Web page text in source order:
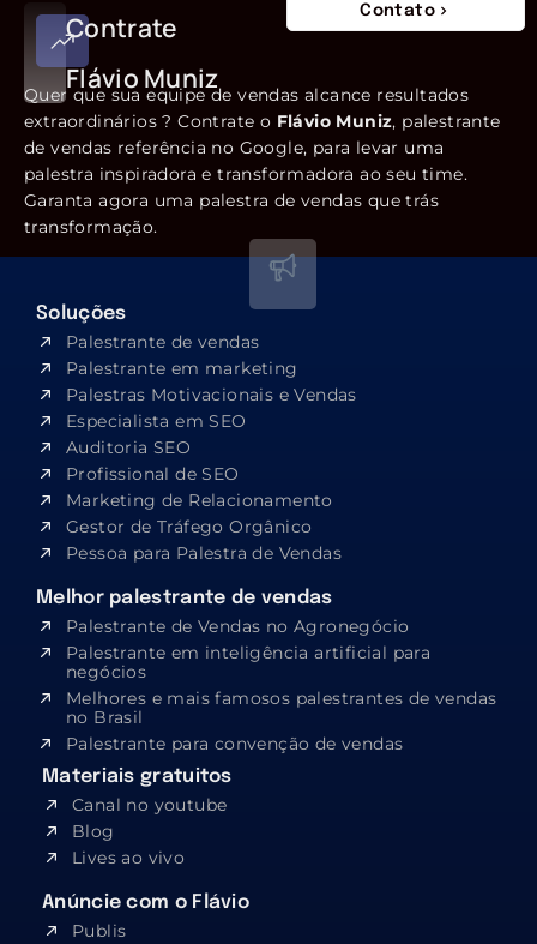
Contrate
Flávio Muniz
Contato
Quer que sua equipe de vendas alcance resultados
extraordinários ? Contrate o Flávio Muniz, palestrante
de vendas referência no Google, para levar uma
palestra inspiradora e transformadora ao seu time.
Garanta agora uma palestra de vendas que trás
transformação.
Soluções
Palestrante de vendas
Palestrante em marketing
Palestras Motivacionais e Vendas
Especialista em SEO​
Auditoria SEO
Profissional de SEO
Marketing de Relacionamento
Gestor de Tráfego Orgânico
Pessoa para Palestra de Vendas
Melhor palestrante de vendas
Palestrante de Vendas no Agronegócio
Palestrante em inteligência artificial para
negócios
Melhores e mais famosos palestrantes de vendas
no Brasil
Palestrante para convenção de vendas
Materiais gratuitos
Canal no youtube
Blog
Lives ao vivo
Anúncie com o Flávio
Publis